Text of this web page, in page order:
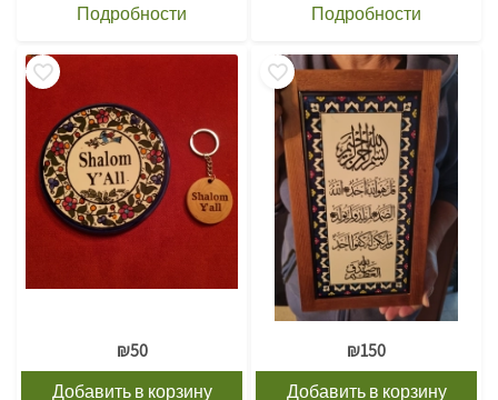
Подробности Подробности
₪50
Добавить в корзину
₪150
Добавить в корзину